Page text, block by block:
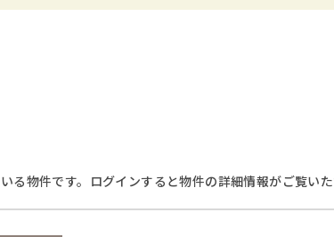
る物件です。ログインすると物件の詳細情報がご覧いた